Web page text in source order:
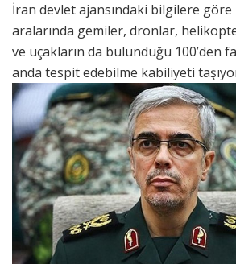
İran devlet ajansındaki bilgilere
aralarında gemiler, dronlar,
ve uçakların da bulunduğu 100’den
anda tespit edebilme kabiliyeti